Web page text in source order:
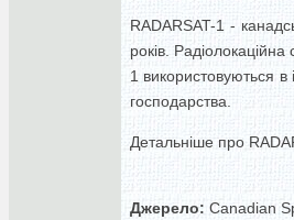
RADARSAT-1 -
років.
1 використовуються в
господарства.
Детальніше про
Джерело: Canadian